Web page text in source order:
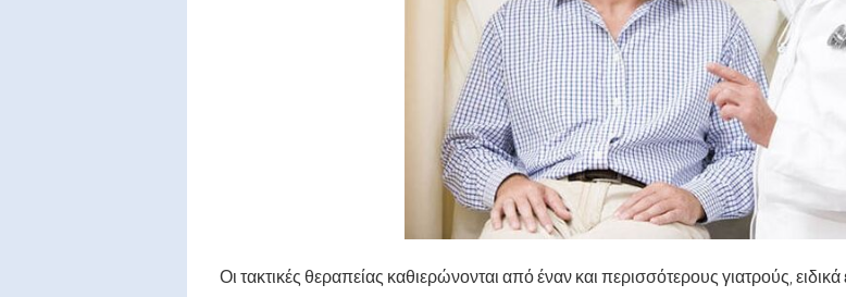
Οι τακτικές θεραπείας καθιερώνονται από έναν και περισσότερους γιατρούς,